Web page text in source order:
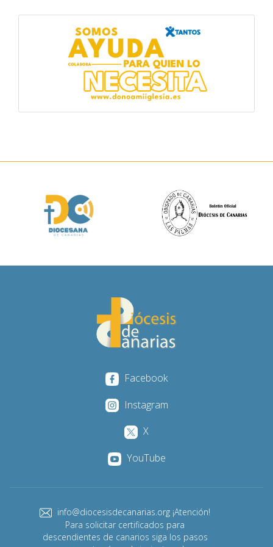
Facebook
Instagram
X
YouTube
info@diocesisdecanarias.org ¡Atención!
Para solicitar certificados para
descendientes de canarios siga los pasos